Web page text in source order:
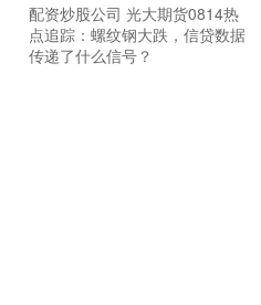
配资炒股公司 光大期货0814热
点追踪：螺纹钢大跌，信贷数据
传递了什么信号？